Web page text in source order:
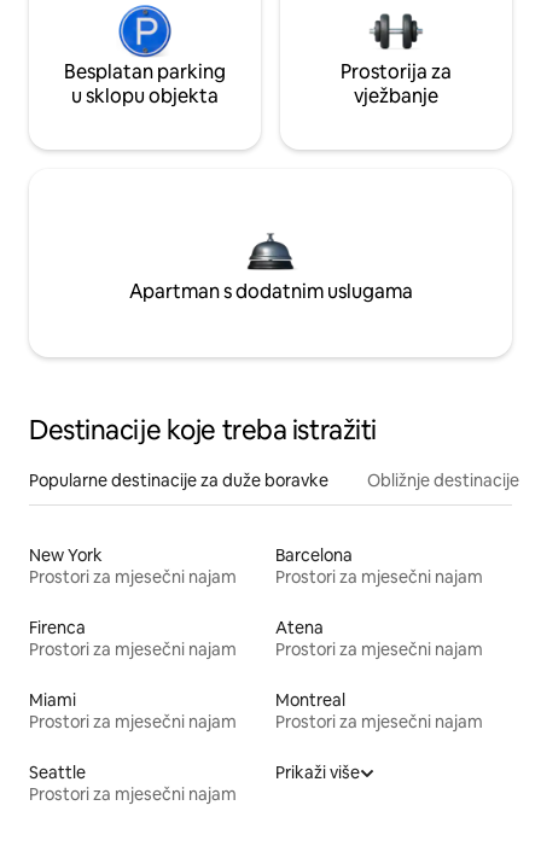
Besplatan parking
u sklopu objekta
Prostorija za
vježbanje
Apartman s dodatnim uslugama
Destinacije koje treba istražiti
Popularne destinacije za duže boravke Obližnje destinacije
New York
Prostori za mjesečni najam
Barcelona
Prostori za mjesečni najam
Firenca
Prostori za mjesečni najam
Atena
Prostori za mjesečni najam
Miami
Prostori za mjesečni najam
Montreal
Prostori za mjesečni najam
Seattle
Prostori za mjesečni najam
Prikaži više